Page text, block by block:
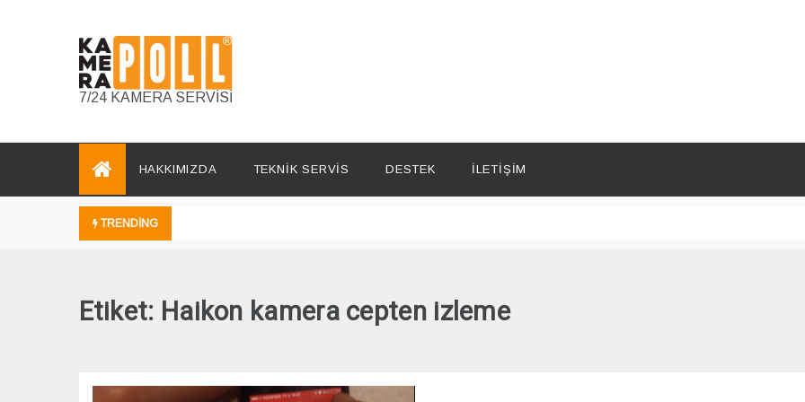
7/24 KAMERA SERVİSİ
HAKKIMIZDA TEKNİK SERVİS DESTEK İLETIŞIM
TRENDING
Etiket: Haikon kamera cepten izleme